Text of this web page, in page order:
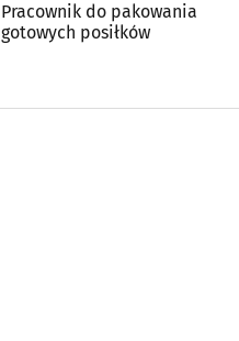
Pracownik do pakowania
gotowych posiłków